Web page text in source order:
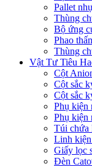
Pallet
Thùng
Bộ ứng
Phao
Thùng
Vật Tư Tiêu
Cột
Cột sắc
Cột sắc
Phụ kiện
Phụ kiện
Túi chứa
Linh
Giấy lọc
Đèn